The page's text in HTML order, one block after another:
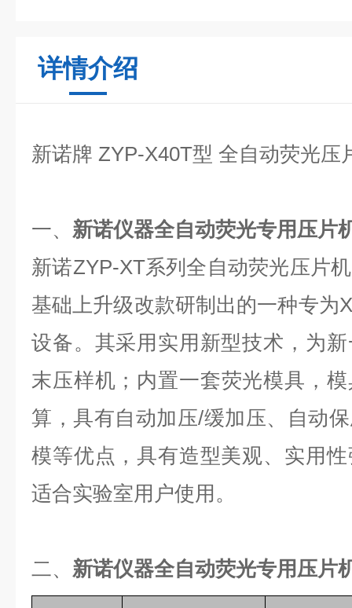
详情介绍
新诺牌 ZYP-X40T型 全自动荧光压
一、 新诺仪器全自动荧光专用压片
新诺ZYP-XT系列全自动荧光压片
基础上升级改款研制出的一种专为
设备。其采用实用新型技术，为
末压样机；内置一套荧光模具，
算，具有自动加压/缓加压、自动
模等优点，具有造型美观、实用
适合实验室用户使用。
二、 新诺仪器全自动荧光专用压片